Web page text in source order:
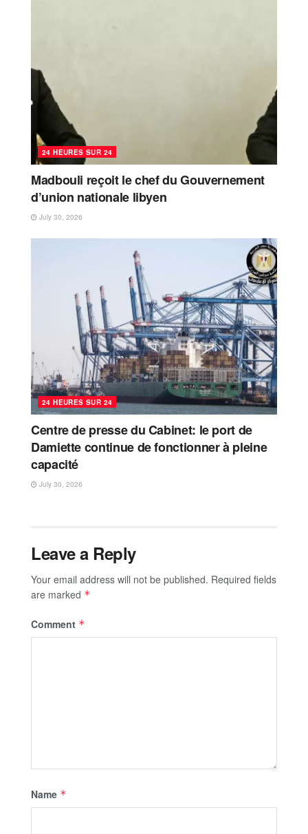
24 HEURES SUR 24
Madbouli reçoit le chef du Gouvernement
d’union nationale libyen
July 30, 2026
24 HEURES SUR 24
Centre de presse du Cabinet: le port de
Damiette continue de fonctionner à pleine
capacité
July 30, 2026
Leave a Reply
Your email address will not be published. Required fields
are marked *
Comment *
Name *